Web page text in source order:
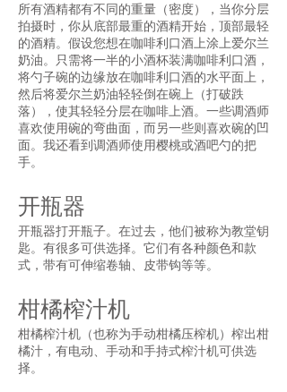
所有酒精都有不同的重量（密度），当你分层
拍摄时，你从底部最重的酒精开始，顶部最轻
的酒精。假设您想在咖啡利口酒上涂上爱尔兰
奶油。只需将一半的小酒杯装满咖啡利口酒，
将勺子碗的边缘放在咖啡利口酒的水平面上，
然后将爱尔兰奶油轻轻倒在碗上（打破跌
落），使其轻轻分层在咖啡上酒。一些调酒师
喜欢使用碗的弯曲面，而另一些则喜欢碗的凹
面。我还看到调酒师使用樱桃或酒吧勺的把
手。
开瓶器
开瓶器打开瓶子。在过去，他们被称为教堂钥
匙。有很多可供选择。它们有各种颜色和款
式，带有可伸缩卷轴、皮带钩等等。
柑橘榨汁机
柑橘榨汁机（也称为手动柑橘压榨机）榨出柑
橘汁，有电动、手动和手持式榨汁机可供选
择。